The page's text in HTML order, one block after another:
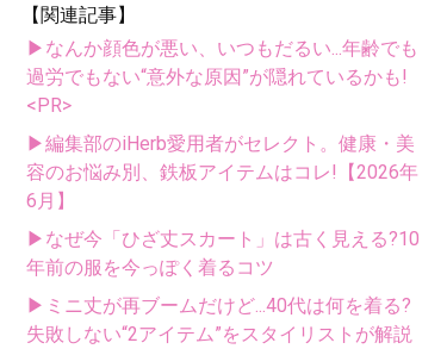
【関連記事】
▶なんか顔色が悪い、いつもだるい...年齢でも
過労でもない“意外な原因”が隠れているかも!
<PR>
▶編集部のiHerb愛用者がセレクト。健康・美
容のお悩み別、鉄板アイテムはコレ!【2026年
6月】
▶なぜ今「ひざ丈スカート」は古く見える?10
年前の服を今っぽく着るコツ
▶ミニ丈が再ブームだけど...40代は何を着る?
失敗しない“2アイテム”をスタイリストが解説